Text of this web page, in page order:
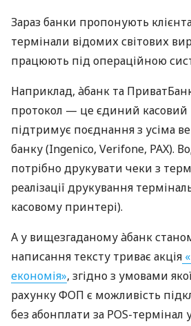
Зараз банки пропонують
термінали відомих світових
працюють під операційною
Наприклад, àбанк та
протокол — це єдиний касовий
підтримує поєднання з усіма
банку (Ingenico, Verifone, PAX).
потрібно друкувати чеки з
реалізації друкування
касовому принтері).
А у вищезгаданому àбанк
написання тексту триває акція
економія», згідно з умовами
рахунку ФОП є можливість
без абонплати за POS-термінал